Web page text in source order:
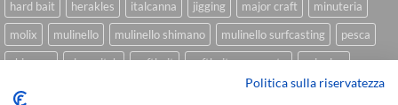
hard bait
herakles italcanna jigging major craft
minuteria
molix
mulinello mulinello shimano mulinello surfcasting
pesca
shimano
slow pitch softbait softbait yamamoto
spinning
spinning inshore
trecciato trolling tubertini
Politica sulla riservatezza